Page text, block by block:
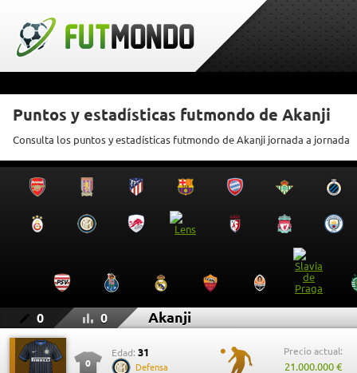
Puntos y estadísticas futmondo de Akanji
Consulta los puntos y estadísticas futmondo de Akanji jornada a jornada
0 0 Akanji
0
Edad: 31
Defensa
Precio actual:
21.000.000 €